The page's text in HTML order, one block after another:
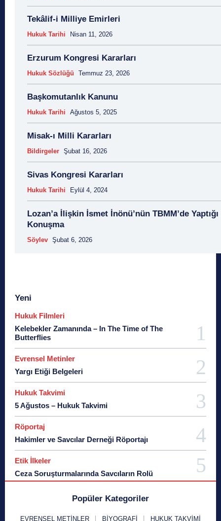
Tekâlif-i Milliye Emirleri
Hukuk Tarihi Nisan 11, 2026
Erzurum Kongresi Kararları
Hukuk Sözlüğü Temmuz 23, 2026
Başkomutanlık Kanunu
Hukuk Tarihi Ağustos 5, 2025
Misak-ı Milli Kararları
Bildirgeler Şubat 16, 2026
Sivas Kongresi Kararları
Hukuk Tarihi Eylül 4, 2024
Lozan’a İlişkin İsmet İnönü’nün TBMM’de Yaptığı
Konuşma
Söylev Şubat 6, 2026
Yeni
Hukuk Filmleri
Kelebekler Zamanında – In The Time of The
Butterflies
Evrensel Metinler
Yargı Etiği Belgeleri
Hukuk Takvimi
5 Ağustos – Hukuk Takvimi
Röportaj
Hakimler ve Savcılar Derneği Röportajı
Etik İlkeler
Ceza Soruşturmalarında Savcıların Rolü
Popüler Kategoriler
EVRENSEL METINLER BIYOGRAFI HUKUK TAKVIMI